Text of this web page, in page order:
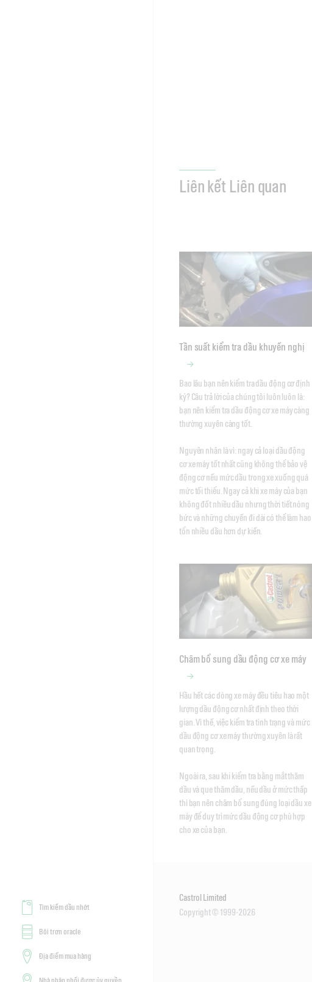
Tìm kiếm dầu nhớt
Bôi trơn oracle
Địa điểm mua hàng
Liên kết Liên quan
Tần suất kiểm tra dầu khuyến nghị
Bao lâu bạn nên kiểm tra dầu động cơ định
kỳ? Câu trả lời của chúng tôi luôn luôn là:
bạn nên kiểm tra dầu động cơ xe máy càng
thường xuyên càng tốt.
Nguyên nhân là vì: ngay cả loại dầu động
cơ xe máy tốt nhất cũng không thể bảo vệ
động cơ nếu mức dầu trong xe xuống quá
mức tối thiểu. Ngay cả khi xe máy của bạn
không đốt nhiều dầu nhưng thời tiết nóng
bức và những chuyến đi dài có thể làm hao
tổn nhiều dầu hơn dự kiến.
Châm bổ sung dầu động cơ xe máy
Hầu hết các dòng xe máy đều tiêu hao một
lượng dầu động cơ nhất định theo thời
gian. Vì thế, việc kiểm tra tình trạng và mức
dầu động cơ xe máy thường xuyên là rất
quan trọng.
Ngoài ra, sau khi kiểm tra bằng mắt thăm
dầu và que thăm dầu, nếu dầu ở mức thấp
thì bạn nên châm bổ sung đúng loại dầu xe
máy để duy trì mức dầu động cơ phù hợp
cho xe của bạn.
Castrol Limited
Copyright © 1999-2026